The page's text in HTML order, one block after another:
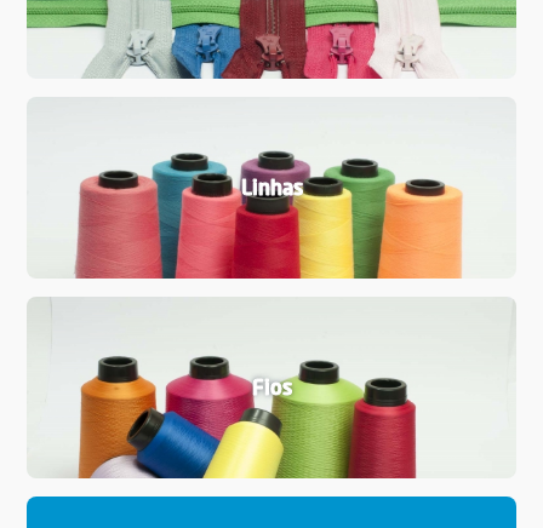
Linhas
Fios